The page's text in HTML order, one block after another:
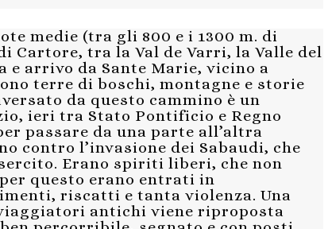
medie (tra gli 800 e i 1300 m. di
Cartore, tra la Val de Varri, la Valle del
e arrivo da Sante Marie, vicino a
terre di boschi, montagne e storie
da questo cammino è un
ieri tra Stato Pontificio e Regno
passare da una parte all’altra
contro l’invasione dei Sabaudi, che
Erano spiriti liberi, che non
questo erano entrati in
riscatti e tanta violenza. Una
antichi viene riproposta